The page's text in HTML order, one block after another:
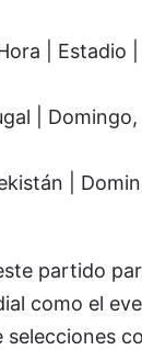
| Estadio |
|
|
partido
como el